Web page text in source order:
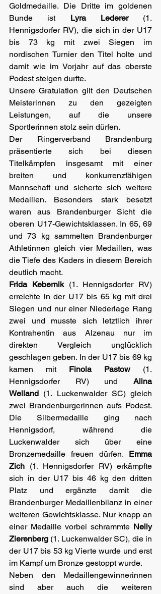
Goldmedaille. Die Dritte im goldenen
Bunde ist Lyra Lederer (1.
Hennigsdorfer RV), die sich in der U17
bis 73 kg mit zwei Siegen im
nordischen Turnier den Titel holte und
damit wie im Vorjahr auf das oberste
Podest steigen durfte.
Unsere Gratulation gilt den Deutschen
Meisterinnen zu den gezeigten
Leistungen, auf die unsere
Sportlerinnen stolz sein dürfen.
Der Ringerverband Brandenburg
präsentierte sich bei diesen
Titelkämpfen insgesamt mit einer
breiten und konkurrenzfähigen
Mannschaft und sicherte sich weitere
Medaillen. Besonders stark besetzt
waren aus Brandenburger Sicht die
oberen U17-Gewichtsklassen. In 65, 69
und 73 kg sammelten Brandenburger
Athletinnen gleich vier Medaillen, was
die Tiefe des Kaders in diesem Bereich
deutlich macht.
Frida Kebernik (1. Hennigsdorfer RV)
erreichte in der U17 bis 65 kg mit drei
Siegen und nur einer Niederlage Rang
zwei und musste sich letztlich ihrer
Kontrahentin aus Alzenau nur im
direkten Vergleich unglücklich
geschlagen geben. In der U17 bis 69 kg
kamen mit Finola Pastow (1.
Hennigsdorfer RV) und Alina
Weiland (1. Luckenwalder SC) gleich
zwei Brandenburgerinnen aufs Podest.
Die Silbermedaille ging nach
Hennigsdorf, während die
Luckenwalder sich über eine
Bronzemedaille freuen dürfen. Emma
Zich (1. Hennigsdorfer RV) erkämpfte
sich in der U17 bis 46 kg den dritten
Platz und ergänzte damit die
Brandenburger Medaillenbilanz in einer
weiteren Gewichtsklasse. Nur knapp an
einer Medaille vorbei schrammte Nelly
Zierenberg (1. Luckenwalder SC), die in
der U17 bis 53 kg Vierte wurde und erst
im Kampf um Bronze gestoppt wurde.
Neben den Medaillengewinnerinnen
sind aber auch die weiteren